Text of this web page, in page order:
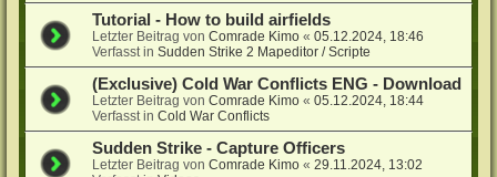
Tutorial - How to build airfields
Letzter Beitrag vonComrade Kimo «05.12.2024, 18:46
Verfasst inSudden Strike 2 Mapeditor / Scripte
(Exclusive) Cold War Conflicts ENG - Download
Letzter Beitrag vonComrade Kimo «05.12.2024, 18:44
Verfasst inCold War Conflicts
Sudden Strike - Capture Officers
Letzter Beitrag vonComrade Kimo «29.11.2024, 13:02